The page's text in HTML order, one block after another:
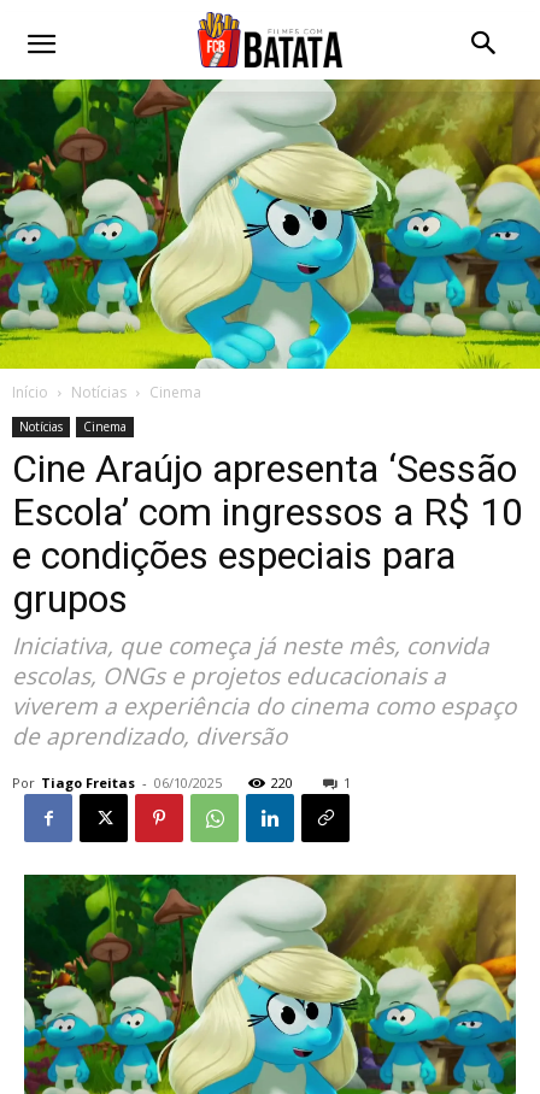
Início Notícias Cinema
Notícias Cinema
Cine Araújo apresenta ‘Sessão
Escola’ com ingressos a R$ 10
e condições especiais para
grupos
Iniciativa, que começa já neste mês, convida
escolas, ONGs e projetos educacionais a
viverem a experiência do cinema como espaço
de aprendizado, diversão
Por Tiago Freitas - 06/10/2025 220 1